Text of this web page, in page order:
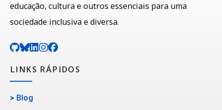
educação, cultura e outros essenciais para uma
sociedade inclusiva e diversa.
LINKS RÁPIDOS
> Blog